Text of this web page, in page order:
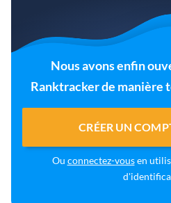
Nous avons enfin
Ranktracker de manière
CRÉER UN
Ou connectez-vousen